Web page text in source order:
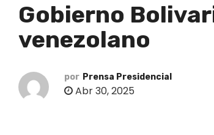
Gobierno
venezolano
por Prensa Presidencial
Abr 30, 2025